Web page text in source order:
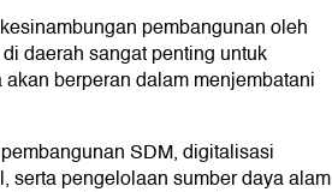
pembangunan oleh
daerah sangat penting untuk
berperan dalam menjembatani
SDM, digitalisasi
serta pengelolaan sumber daya alam